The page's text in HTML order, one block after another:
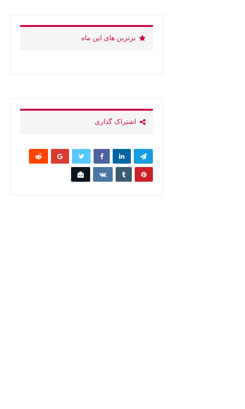
برترین های این ماه
اشتراک گذاری